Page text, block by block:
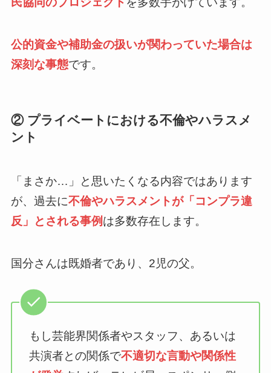
公的資金や補助金の扱いが関わっていた場合は
深刻な事態です。
② プライベートにおける不倫やハラスメ
ント
「まさか…」と思いたくなる内容ではあります
が、過去に不倫やハラスメントが「コンプラ違
反」とされる事例は多数存在します。
国分さんは既婚者であり、2児の父。
もし芸能界関係者やスタッフ、あるいは
共演者との関係で不適切な言動や関係性